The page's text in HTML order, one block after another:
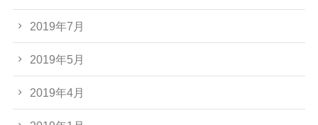
2019年7月
2019年5月
2019年4月